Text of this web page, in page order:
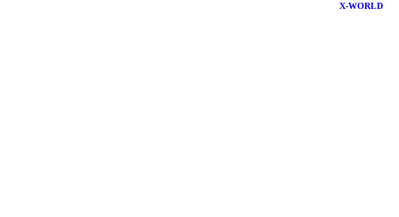
X-WORLD